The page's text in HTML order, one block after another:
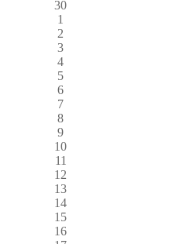
30
1
2
3
4
5
6
7
8
9
10
11
12
13
14
15
16